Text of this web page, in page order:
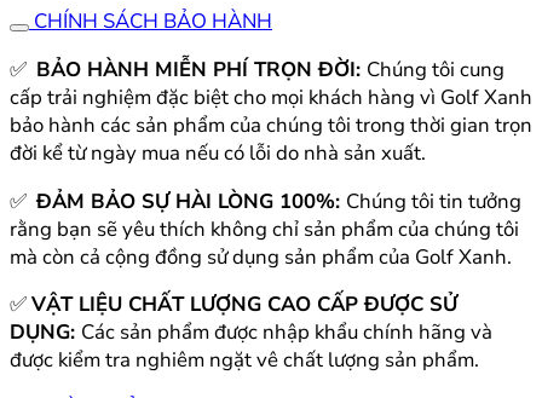
CHÍNH SÁCH BẢO HÀNH
✅ BẢO HÀNH MIỄN PHÍ TRỌN ĐỜI: Chúng tôi cung
cấp trải nghiệm đặc biệt cho mọi khách hàng vì Golf Xanh
bảo hành các sản phẩm của chúng tôi trong thời gian trọn
đời kể từ ngày mua nếu có lỗi do nhà sản xuất.
✅ĐẢM BẢO SỰ HÀI LÒNG 100%: Chúng tôi tin tưởng
rằng bạn sẽ yêu thích không chỉ sản phẩm của chúng tôi
mà còn cả cộng đồng sử dụng sản phẩm của Golf Xanh.
✅VẬT LIỆU CHẤT LƯỢNG CAO CẤP ĐƯỢC SỬ
DỤNG: Các sản phẩm được nhập khẩu chính hãng và
được kiểm tra nghiêm ngặt vê chất lượng sản phẩm.